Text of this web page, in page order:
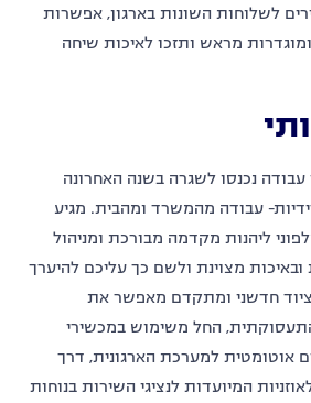
לשלוחות השונות בארגון, אפשרות
מראש ותזכו לאיכות שיחה
נכנסו לשגרה בשנה האחרונה
עבודה מהמשרד ומהבית. מגיע
ליהנות מקדמה מבורכת ומניהול
מצוינת ולשם כך עליכם להיערך
חדשני ומתקדם מאפשר את
החל משימוש במכשירי
אוטומטית למערכת הארגונית, דרך
המיועדות לנציגי השירות בנוחות